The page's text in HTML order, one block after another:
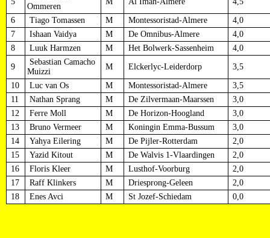
Ommeren
6 Tiago Tomassen M Montessoristad-Almere
4,0
7
Ishaan Vaidya M De Omnibus-Almere
4,0
8
Luuk Harmzen M Het Bolwerk-Sassenheim 4,0
9
Sebastian Camacho
Muizzi
M Elckerlyc-Leiderdorp 3,5
10 Luc van Os M Montessoristad-Almere
3,5
11
Nathan Sprang M De Zilvermaan-Maarssen
3,0
12
Ferre Moll M De Horizon-Hoogland
3,0
13
Bruno Vermeer M Koningin Emma-Bussum
3,0
14
Yahya Eilering M De Pijler-Rotterdam
2,0
15
Yazid Kitout M De Walvis 1-Vlaardingen
2,0
16
Floris Kleer M Lusthof-Voorburg
2,0
17
Raff Klinkers M Driesprong-Geleen
2,0
18
Enes Avci M St Jozef-Schiedam 0,0